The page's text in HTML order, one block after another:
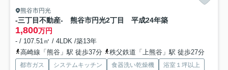
熊谷市円光
-三丁目不動産- 熊谷市円光2丁目 平成24年築
1,800万円
- / 107.51㎡ / 4LDK /築13年
高崎線「熊谷」駅 徒歩37分
秩父鉄道「上熊谷」駅 徒歩27分
都市ガス システムキッチン 食器洗い乾燥機
浴室１坪以上